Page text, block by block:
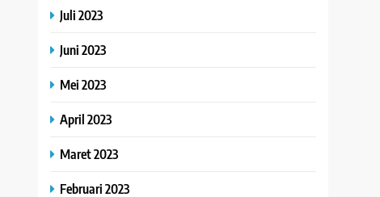
Juli 2023
Juni 2023
Mei 2023
April 2023
Maret 2023
Februari 2023